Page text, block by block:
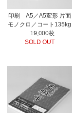
印刷 A5／A5変形 片面
モノクロ／コート135kg
19,000枚
SOLD OUT